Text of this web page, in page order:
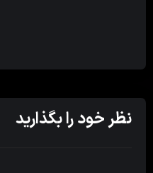
نظر خود را بگذارید